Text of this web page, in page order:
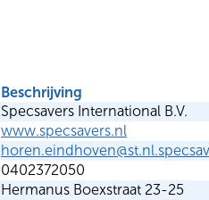
Beschrijving
Specsavers International B.V.
www.specsavers.nl
0402372050
Hermanus Boexstraat 23-25